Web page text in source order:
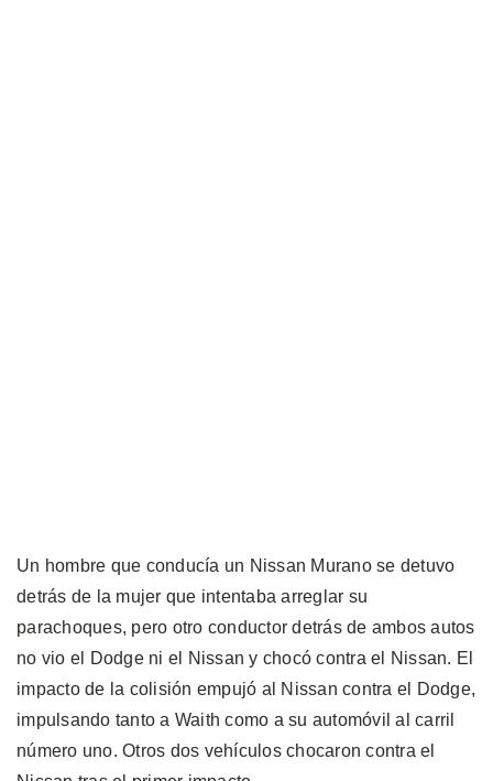
Un hombre que conducía un Nissan Murano se detuvo
detrás de la mujer que intentaba arreglar su
parachoques, pero otro conductor detrás de ambos autos
no vio el Dodge ni el Nissan y chocó contra el Nissan. El
impacto de la colisión empujó al Nissan contra el Dodge,
impulsando tanto a Waith como a su automóvil al carril
número uno. Otros dos vehículos chocaron contra el